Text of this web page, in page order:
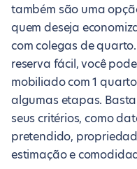
também são uma
quem deseja
com colegas de
reserva fácil, você
mobiliado com 1
algumas etapas.
seus critérios, como
pretendido,
estimação e